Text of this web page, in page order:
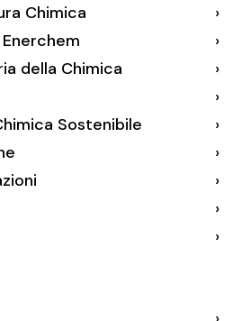
Chimica
della Chimica
Sostenibile